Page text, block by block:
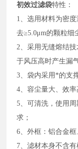
初效过滤袋特性：
1、选用材料为密
去≥5.0μm的颗粒细
2、采用无缝熔结
于风压高时产生漏
3、袋内采用*的支
4、容尘量大、效率
5、可清洗，使用
求；
6、外框：铝合金框
7、滤材本身不含